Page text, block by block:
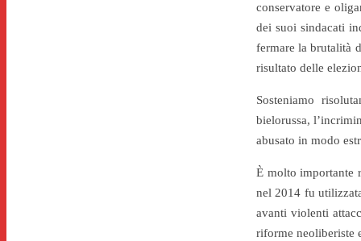
conservatore e
dei suoi sindacati
fermare la brutalità
risultato delle
Sosteniamo
bielorussa,
abusato in modo
È molto importante
nel 2014 fu
avanti violenti
riforme neoliberiste